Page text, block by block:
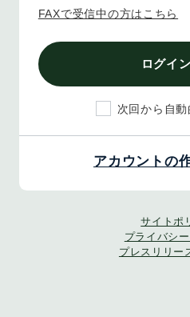
FAXで受信中の方はこちら
ログイ
次回から自
アカウントの
サイトポ
プライバシ
プレスリリー